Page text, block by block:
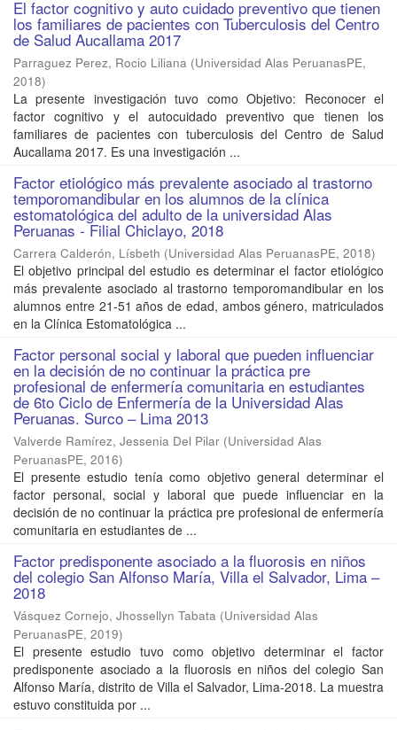
El factor cognitivo y auto cuidado preventivo que tienen
los familiares de pacientes con Tuberculosis del Centro
de Salud Aucallama 2017
Parraguez Perez, Rocio Liliana (Universidad Alas PeruanasPE,
2018)
La presente investigación tuvo como Objetivo: Reconocer el
factor cognitivo y el autocuidado preventivo que tienen los
familiares de pacientes con tuberculosis del Centro de Salud
Aucallama 2017. Es una investigación ...
Factor etiológico más prevalente asociado al trastorno
temporomandibular en los alumnos de la clínica
estomatológica del adulto de la universidad Alas
Peruanas - Filial Chiclayo, 2018
Carrera Calderón, Lísbeth (Universidad Alas PeruanasPE, 2018)
El objetivo principal del estudio es determinar el factor etiológico
más prevalente asociado al trastorno temporomandibular en los
alumnos entre 21-51 años de edad, ambos género, matriculados
en la Clínica Estomatológica ...
Factor personal social y laboral que pueden influenciar
en la decisión de no continuar la práctica pre
profesional de enfermería comunitaria en estudiantes
de 6to Ciclo de Enfermería de la Universidad Alas
Peruanas. Surco – Lima 2013
Valverde Ramírez, Jessenia Del Pilar (Universidad Alas
PeruanasPE, 2016)
El presente estudio tenía como objetivo general determinar el
factor personal, social y laboral que puede influenciar en la
decisión de no continuar la práctica pre profesional de enfermería
comunitaria en estudiantes de ...
Factor predisponente asociado a la fluorosis en niños
del colegio San Alfonso María, Villa el Salvador, Lima –
2018
Vásquez Cornejo, Jhossellyn Tabata (Universidad Alas
PeruanasPE, 2019)
El presente estudio tuvo como objetivo determinar el factor
predisponente asociado a la fluorosis en niños del colegio San
Alfonso María, distrito de Villa el Salvador, Lima-2018. La muestra
estuvo constituida por ...